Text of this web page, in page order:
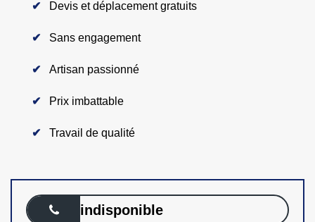
Devis et déplacement gratuits
Sans engagement
Artisan passionné
Prix imbattable
Travail de qualité
indisponible